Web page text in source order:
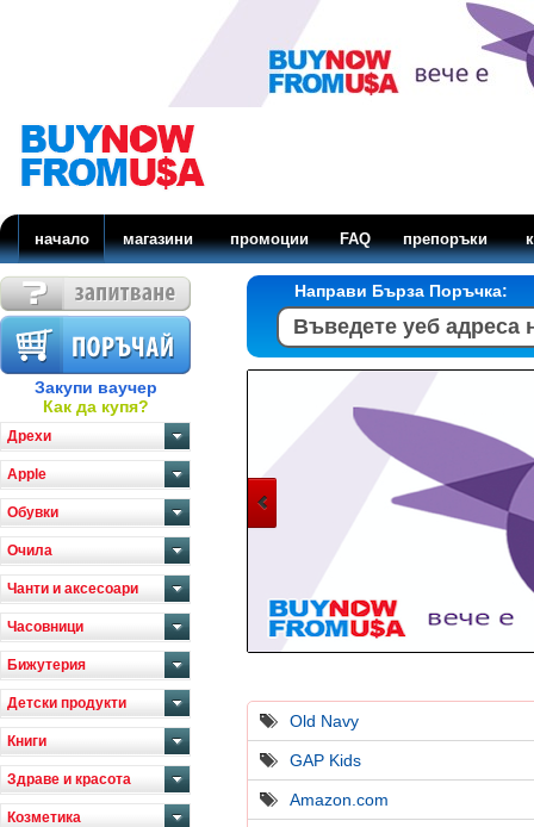
начало магазини промоции FAQ препоръки
Закупи ваучер
Как да купя?
Дрехи
Apple
Обувки
Очила
Чанти и аксесоари
Часовници
Бижутерия
Детски продукти
Книги
Здраве и красота
Козметика
Направи Бърза Поръчка:
Old Navy
GAP Kids
Amazon.com